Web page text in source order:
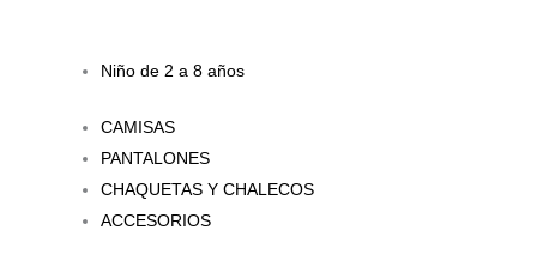
Niño de 2 a 8 años
CAMISAS
PANTALONES
CHAQUETAS Y CHALECOS
ACCESORIOS